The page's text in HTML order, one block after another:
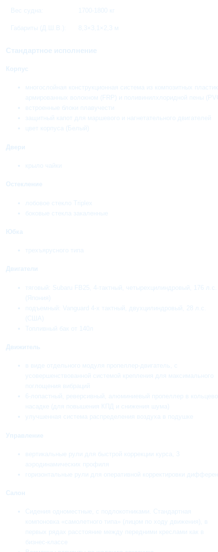
Вес судна: 1700-1800 кг
Габариты (Д.Ш.В.): 8,3×3,1×2,3 м
Стандартное исполнение
Корпус
многослойная конструкционная система из композитных
армированных волокном (FRP) и поливинилхлоридной пены
встроенные блоки плавучести
защитный капот для маршевого и нагнетательного двигателей
цвет корпуса (Белый)
Двери
крыло чайки
Остекление
лобовое стекло Triplex
боковые стекла закаленные
Юбка
трехъярусного типа
Двигатели
тяговый: Subaru FB25, 4-тактный, четырехцилиндровый, 176 л.с.
(Япония)
подъемный: Vanguard 4-х тактный, двухцилиндровый, 28 л.с.
(США)
Топливный бак от 140л
Движитель
в виде отдельного модуля пропеллер-двигатель, с
усовершенствованной системой крепления для максимального
поглощения вибраций
6-лопастный, реверсивный, алюминиевый пропеллер в
насадке (для повышения КПД и снижения шума)
улучшенная система распределения воздуха в подушке
Управление
вертикальные рули для быстрой коррекции курса, 3
аэродинамических профиля
горизонтальные рули для оперативной корректировки
Салон
Сидения одноместные, с подлокотниками. Стандартная
компоновка «самолетного типа» (лицом по ходу движения), в
первых рядах расстояние между передними креслами как в
бизнес-классе